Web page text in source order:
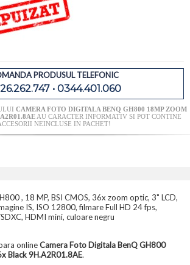
PRODUSUL TELEFONIC
• 0344.401.060
CAMERA FOTO DIGITALA BENQ GH800 18MP ZOOM
AU CARACTER INFORMATIV SI POT CONTINE
NEINCLUSE IN PACHET!
, 18 MP, BSI CMOS, 36x zoom optic, 3" LCD,
IS, ISO 12800, filmare Full HD 24 fps,
HDMI mini, culoare negru
onlineCamera Foto Digitala BenQ GH800
Black 9H.A2R01.8AE.